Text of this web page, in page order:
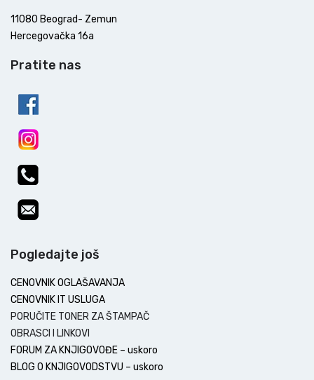
11080 Beograd- Zemun
Hercegovačka 16a
Pratite nas
Pogledajte još
CENOVNIK OGLAŠAVANJA
CENOVNIK IT USLUGA
PORUČITE TONER ZA ŠTAMPAČ
OBRASCI I LINKOVI
FORUM ZA KNJIGOVOĐE – uskoro
BLOG O KNJIGOVODSTVU – uskoro